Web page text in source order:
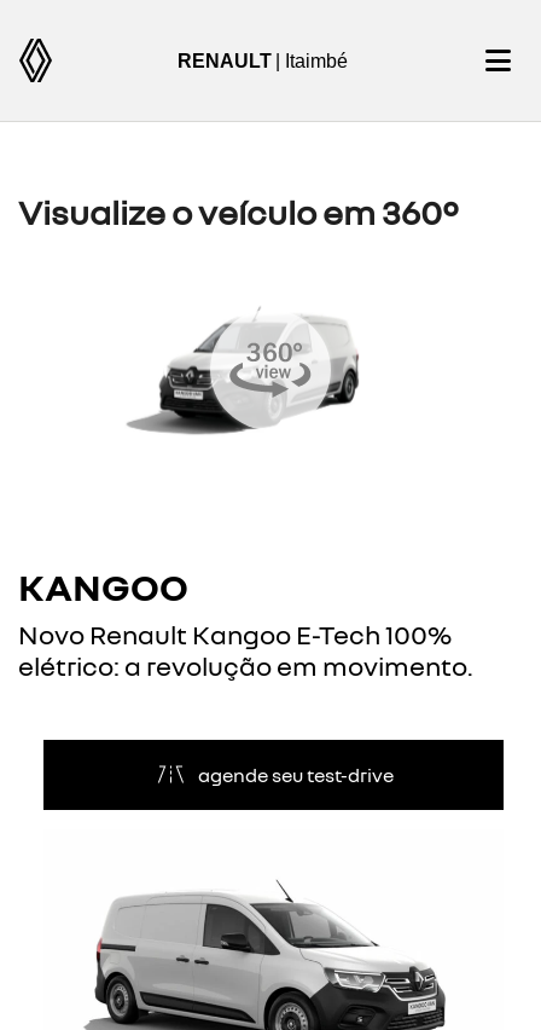
RENAULT | Itaimbé
Visualize o veículo em 360°
KANGOO
Novo Renault Kangoo E-Tech 100%
elétrico: a revolução em movimento.
agende seu test-drive
Anterior